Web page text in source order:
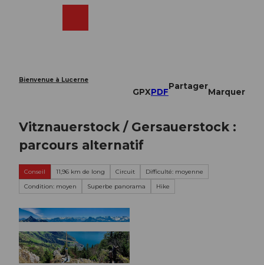
Bienvenue à Lucerne
GPXPDF
Partager
Marquer
Vitznauerstock / Gersauerstock :
parcours alternatif
Conseil 11,96 km de long Circuit
Difficulté: moyenne
Condition: moyen
Superbe panorama Hike